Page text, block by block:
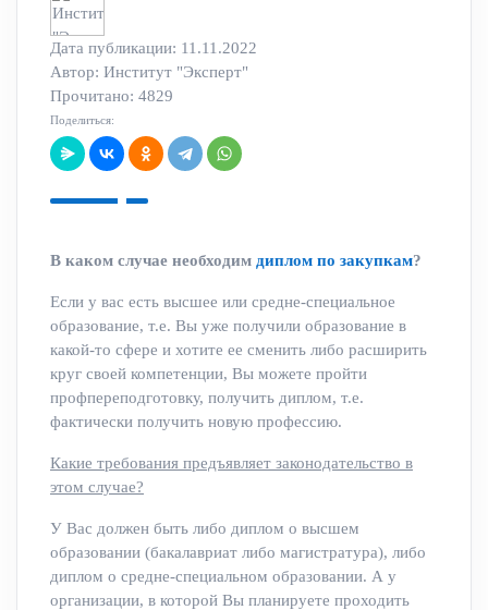
Дата публикации: 11.11.2022
Автор: Институт "Эксперт"
Прочитано: 4829
Поделиться:
В каком случае необходим диплом по закупкам?
Если у вас есть высшее или средне-специальное
образование, т.е. Вы уже получили образование в
какой-то сфере и хотите ее сменить либо расширить
круг своей компетенции, Вы можете пройти
профпереподготовку, получить диплом, т.е.
фактически получить новую профессию.
Какие требования предъявляет законодательство в
этом случае?
У Вас должен быть либо диплом о высшем
образовании (бакалавриат либо магистратура), либо
диплом о средне-специальном образовании. А у
организации, в которой Вы планируете проходить